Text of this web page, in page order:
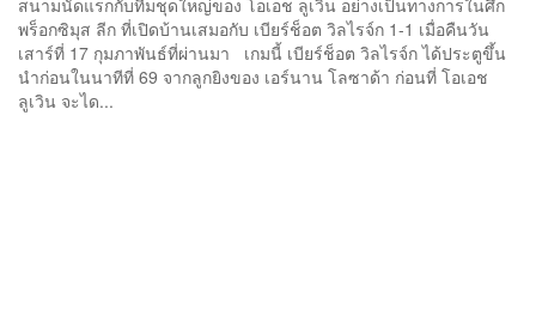
พร็อกซิมุส ลีก ที่เปิดบ้านเสมอกับ เบียร์ช็อต วิลไรจ์ก 1-1 เมื่อคืนวัน
เสาร์ที่ 17 กุมภาพันธ์ที่ผ่านมา เกมนี้ เบียร์ช็อต วิลไรจ์ก ได้ประตูขึ้น
นำก่อนในนาทีที่ 69 จากลูกยิงของ เอร์นาน โลซาด้า ก่อนที่ โอเอช
ลูเวิน จะได...